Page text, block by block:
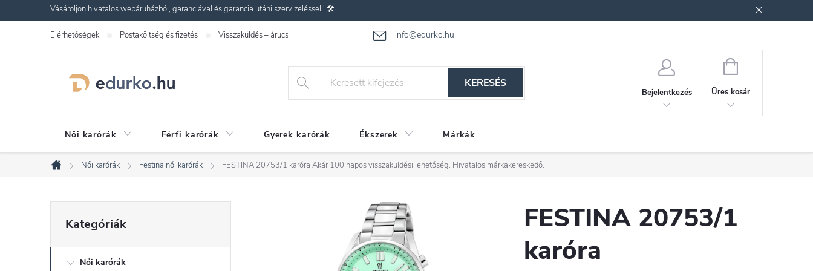
a
Vásároljon hivatalos webáruházból, garanciával és garancia utáni szervizeléssel ! 🛠️
info@edurko.hu
Elérhetőségek Postaköltség és fizetés Visszaküldés – árucsere Gyakran ismételt kérdések
KERESÉS
Bejelentkezés
KOSÁR
Üres kosár
Női karórák Férfi karórák Gyerek karórák Ékszerek Márkák
Kezdőlap
Női karórák Festina női karórák FESTINA 20753/1 karóra Akár 100 napos visszaküldési lehetőség. Hivatalos márkakereskedő.
O
l
átugrása
Kategóriák
Női karórák
FESTINA 20753/1
karóra